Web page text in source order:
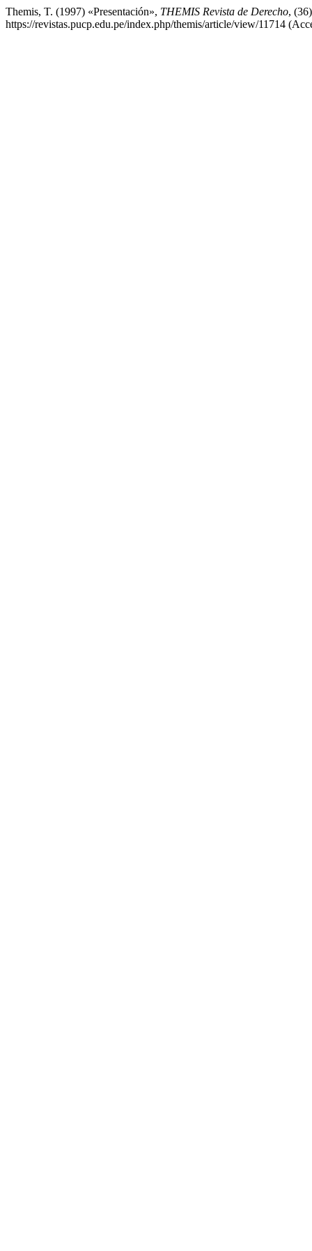
Themis, T. (1997) «Presentación», THEMIS Revista de Derecho,
https://revistas.pucp.edu.pe/index.php/themis/article/view/11714